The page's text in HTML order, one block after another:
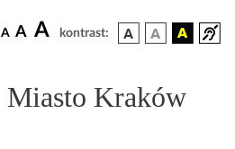
A A A kontrast:
Miasto Kraków